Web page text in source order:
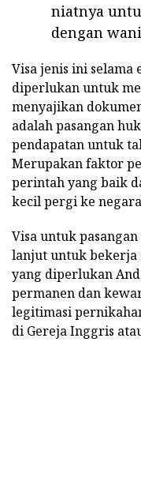
niatnya
dengan
Visa jenis ini selama
diperlukan untuk
menyajikan
adalah pasangan
pendapatan untuk
Merupakan faktor
perintah yang baik
kecil pergi ke
Visa untuk
lanjut untuk bekerja
yang diperlukan
permanen dan
legitimasi
di Gereja Inggris